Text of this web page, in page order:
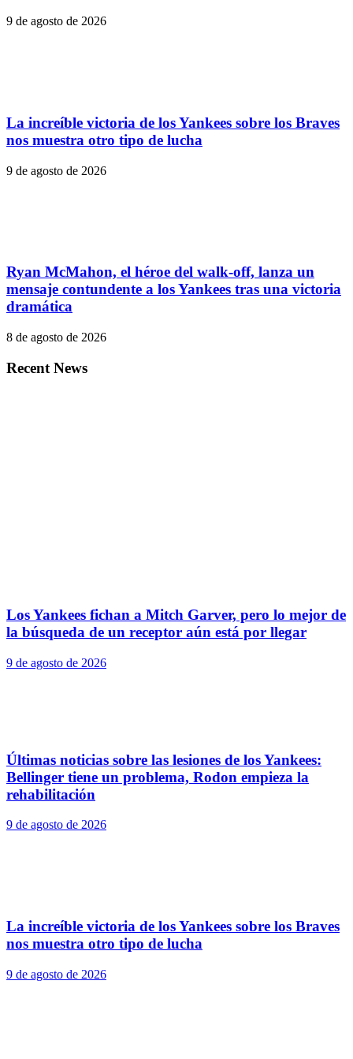
9 de agosto de 2026
La increíble victoria de los Yankees sobre los Braves
nos muestra otro tipo de lucha
9 de agosto de 2026
Ryan McMahon, el héroe del walk-off, lanza un
mensaje contundente a los Yankees tras una victoria
dramática
8 de agosto de 2026
Recent News
Los Yankees fichan a Mitch Garver, pero lo mejor de
la búsqueda de un receptor aún está por llegar
9 de agosto de 2026
Últimas noticias sobre las lesiones de los Yankees:
Bellinger tiene un problema, Rodon empieza la
rehabilitación
9 de agosto de 2026
La increíble victoria de los Yankees sobre los Braves
nos muestra otro tipo de lucha
9 de agosto de 2026